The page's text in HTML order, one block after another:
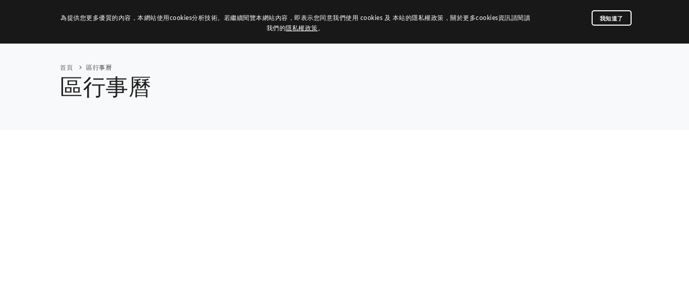
關於我們 組織架構 活動媒體 資訊中心 相關連結 榮譽榜 聯絡我們 回首頁
為提供您更多優質的內容，本網站使用cookies分析技術。若繼續閱覽本網站內容，即表示您同意我們使用 cookies 及 本站的隱私權政策，關於更多cookies資訊請閱讀
我們的隱私權政策 。
我知道了
首頁 區行事曆
區行事曆